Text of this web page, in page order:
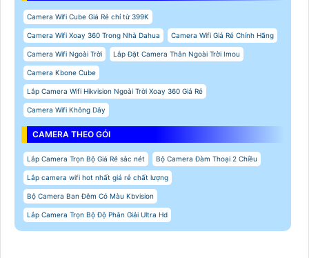
Camera Wifi Cube Giá Rẻ chỉ từ 399K
Camera Wifi Xoay 360 Trong Nhà Dahua Camera Wifi Giá Rẻ Chính Hãng
Camera Wifi Ngoài Trời Lắp Đặt Camera Thân Ngoài Trời Imou
Camera Kbone Cube
Lắp Camera Wifi Hikvision Ngoài Trời Xoay 360 Giá Rẻ
Camera Wifi Không Dây
CAMERA THEO GÓI
Lắp Camera Trọn Bộ Giá Rẻ sắc nét Bộ Camera Đàm Thoại 2 Chiều
Lắp camera wifi hot nhất giá rẻ chất lượng
Bộ Camera Ban Đêm Có Màu Kbvision
Lắp Camera Trọn Bộ Độ Phân Giải Ultra Hd